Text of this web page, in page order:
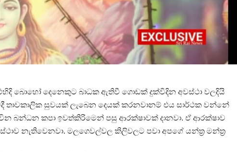
බොහෝ දෙනෙකුට බාධක ඇතිවී ගොඩක් දුක්විදින අවස්ථා වලදියි
තාවකාලික සුවයක් ලැබෙන දෙයක් කරනවානම් එය සාර්ථක වන්නේ
වින බන්ධන කපා ඉවත්කිරිමෙන් පසු ආරක්ෂාවක් දානවා. ඒ ආරක්ෂාව
නැතිවෙනවා. මලගෙවල්වල කිලිවලට පවා අපගේ යන්ත්‍ර මන්ත්‍ර